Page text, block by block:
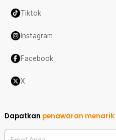
Tiktok
Instagram
Facebook
X
Dapatkan penawaran menarik